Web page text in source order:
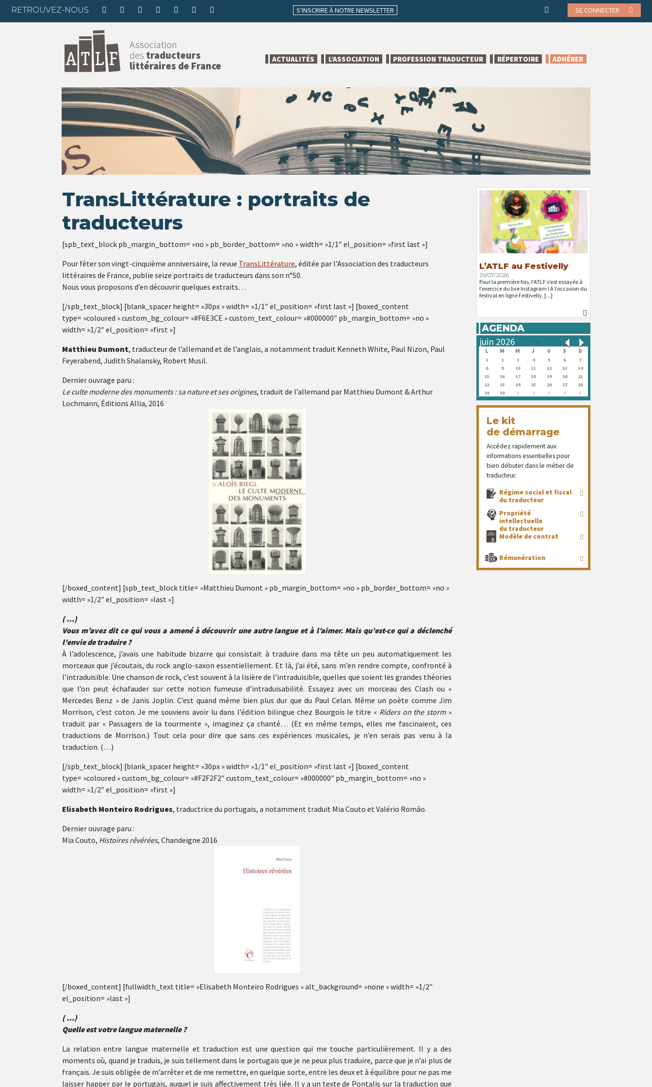
RETROUVEZ-NOUS S'INSCRIRE À NOTRE NEWSLETTER SE CONNECTER
Association
des traducteurs
littéraires de France
ACTUALITÉS L’ASSOCIATION PROFESSION TRADUCTEUR RÉPERTOIRE ADHÉRER
TransLittérature : portraits de
traducteurs
[spb_text_block pb_margin_bottom= »no » pb_border_bottom= »no » width= »1/1″ el_position= »first last »]
Pour fêter son vingt-cinquième anniversaire, la revue TransLittérature, éditée par l’Association des traducteurs
littéraires de France, publie seize portraits de traducteurs dans son n°50.
Nous vous proposons d’en découvrir quelques extraits…
[/spb_text_block] [blank_spacer height= »30px » width= »1/1″ el_position= »first last »] [boxed_content
type= »coloured » custom_bg_colour= »#F6E3CE » custom_text_colour= »#000000″ pb_margin_bottom= »no »
width= »1/2″ el_position= »first »]
Matthieu Dumont, traducteur de l’allemand et de l’anglais, a notamment traduit Kenneth White, Paul Nizon, Paul
Feyerabend, Judith Shalansky, Robert Musil.
Dernier ouvrage paru :
Le culte moderne des monuments : sa nature et ses origines, traduit de l’allemand par Matthieu Dumont & Arthur
Lochmann, Éditions Allia, 2016
[/boxed_content] [spb_text_block title= »Matthieu Dumont » pb_margin_bottom= »no » pb_border_bottom= »no »
width= »1/2″ el_position= »last »]
( …)
Vous m’avez dit ce qui vous a amené à découvrir une autre langue et à l’aimer. Mais qu’est-ce qui a déclenché
l’envie de traduire ?
À l’adolescence, j’avais une habitude bizarre qui consistait à traduire dans ma tête un peu automatiquement les
morceaux que j’écoutais, du rock anglo-saxon essentiellement. Et là, j’ai été, sans m’en rendre compte, confronté à
l’intraduisible. Une chanson de rock, c’est souvent à la lisière de l’intraduisible, quelles que soient les grandes théories
que l’on peut échafauder sur cette notion fumeuse d’intraduisabilité. Essayez avec un morceau des Clash ou «
Mercedes Benz » de Janis Joplin. C’est quand même bien plus dur que du Paul Celan. Même un poète comme Jim
Morrison, c’est coton. Je me souviens avoir lu dans l’édition bilingue chez Bourgois le titre « Riders on the storm»
traduit par « Passagers de la tourmente », imaginez ça chanté… (Et en même temps, elles me fascinaient, ces
traductions de Morrison.) Tout cela pour dire que sans ces expériences musicales, je n’en serais pas venu à la
traduction. (…)
[/spb_text_block] [blank_spacer height= »30px » width= »1/1″ el_position= »first last »] [boxed_content
type= »coloured » custom_bg_colour= »#F2F2F2″ custom_text_colour= »#000000″ pb_margin_bottom= »no »
width= »1/2″ el_position= »first »]
Elisabeth Monteiro Rodrigues, traductrice du portugais, a notamment traduit Mia Couto et Valério Romão.
Dernier ouvrage paru :
Mia Couto, Histoires rêvérées, Chandeigne 2016
[/boxed_content] [fullwidth_text title= »Elisabeth Monteiro Rodrigues » alt_background= »none » width= »1/2″
el_position= »last »]
( …)
Quelle est votre langue maternelle ?
La relation entre langue maternelle et traduction est une question qui me touche particulièrement. Il y a des
moments où, quand je traduis, je suis tellement dans le portugais que je ne peux plus traduire, parce que je n’ai plus de
français. Je suis obligée de m’arrêter et de me remettre, en quelque sorte, entre les deux et à équilibre pour ne pas me
laisser happer par le portugais, auquel je suis affectivement très liée. Il y a un texte de Pontalis sur la traduction que
L’ATLF au Festivelly
29/07/2026
Pour la première fois, l’ATLF s’est essayée à
l’exercice du live Instagram ! A l’occasion du
festival en ligne Festivelly, [...]
AGENDA
L M M J V S D
1 2 3 4 5 6
7
8
9 10 11 12 13
14
15
16 17 18 19 20
21
22
23 24 25 26 27
28
29
30 1 2 3 4 5
Le kit
de démarrage
Accédez rapidement aux
informations essentielles pour
bien débuter dans le métier de
traducteur.
Régime social et fiscal
du traducteur
Propriété
intellectuelle
du traducteur
Modèle de contrat
Rémunération